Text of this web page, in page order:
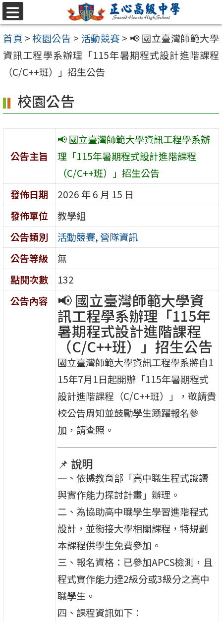
跳至主要內容區
選
單
首頁 >校園公告 > 活動競賽 > 📢 國立臺灣師範大學
資訊工程學系辦理「115年暑期程式設計進階課程
（C/C++班）」招生公告
校園公告
公告主旨
📢 國立臺灣師範大學資訊工程學系辦
理「115年暑期程式設計進階課程
（C/C++班）」招生公告
發佈日期
2026 年 6 月 15 日
發佈單位
教學組
公告類別
活動競賽, 營隊資訊
公告等級
無
點閱次數
132
公告內容
📢 國立臺灣師範大學資
訊工程學系辦理「115年
暑期程式設計進階課程
（C/C++班）」招生公告
國立臺灣師範大學資訊工程學系將自1
15年7月1日起開辦「115年暑期程式
設計進階課程（C/C++班）」，敬請貴
校公告周知並鼓勵學生踴躍報名參
加，請查照。
📌 說明
一、依據教育部「高中職生程式識讀
與實作能力探討計畫」辦理。
二、為協助高中職學生學習進階程式
設計，並銜接大學相關課程，特規劃
本課程供學生免費參加。
三、報名資格：已參加APCS檢測，且
程式實作能力達2級分或3級分之高中
職學生。
四、課程資訊如下：